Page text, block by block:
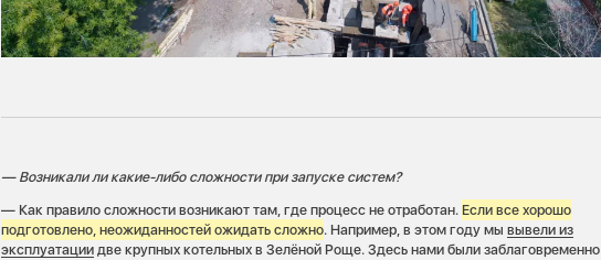
— Возникали ли какие-либо сложности при запуске систем?
— Как правило сложности возникают там, где процесс не отработан. Если все хорошо
подготовлено, неожиданностей ожидать сложно. Например, в этом году мывывели из
эксплуатации две крупных котельных в Зелёной Роще. Здесь нами были заблаговременно